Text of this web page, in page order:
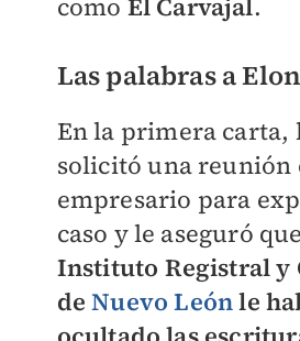
como El Carvajal.
Las palabras a
En la primera carta,
solicitó una reunión
empresario para
caso y le aseguró
Instituto Registral y
de Nuevo Leónle